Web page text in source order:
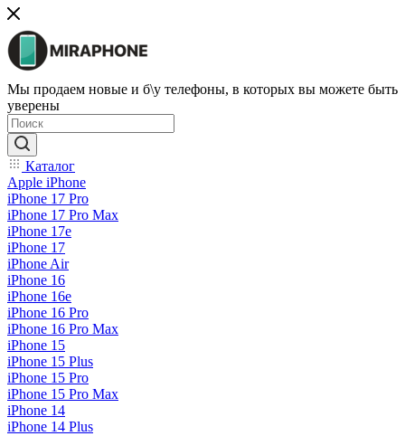
Мы продаем новые и б\у телефоны, в которых вы можете быть
уверены
Каталог
Apple iPhone
iPhone 17 Pro
iPhone 17 Pro Max
iPhone 17e
iPhone 17
iPhone Air
iPhone 16
iPhone 16e
iPhone 16 Pro
iPhone 16 Pro Max
iPhone 15
iPhone 15 Plus
iPhone 15 Pro
iPhone 15 Pro Max
iPhone 14
iPhone 14 Plus